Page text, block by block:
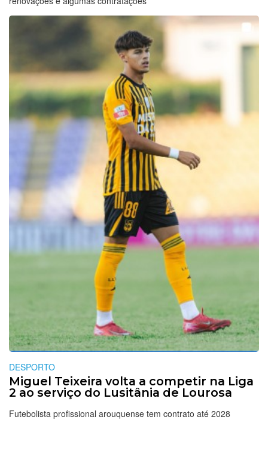
DESPORTO
Miguel Teixeira volta a competir na Liga
2 ao serviço do Lusitânia de Lourosa
Futebolista profissional arouquense tem contrato até 2028